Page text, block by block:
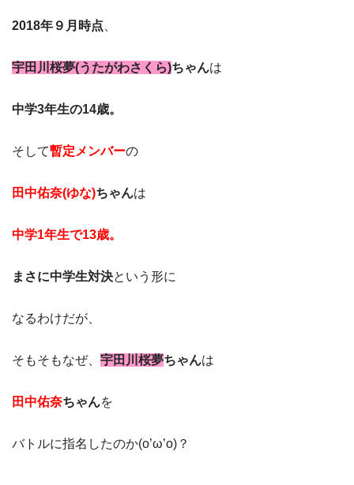
2018年９月時点
宇田川桜夢(うたがわさくら)ちゃんは
中学3年生の14歳。
そして暫定メンバーの
田中佑奈(ゆな)ちゃんは
中学1年生で13歳。
まさに中学生対決という形に
なるわけだが、
そもそもなぜ、 宇田川桜夢ちゃんは
田中佑奈ちゃんを
バトルに指名したのか(o’ω’o)？